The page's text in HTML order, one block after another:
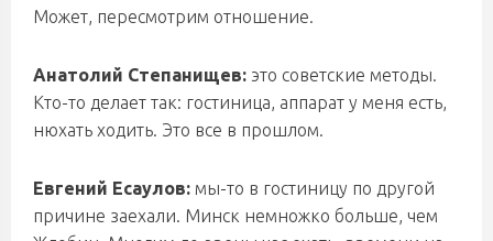
Может, пересмотрим отношение.
Анатолий Степанищев: это советские методы.
Кто-то делает так: гостиница, аппарат у меня есть,
нюхать ходить. Это все в прошлом.
Евгений Есаулов: мы-то в гостиницу по другой
причине заехали. Минск немножко больше, чем